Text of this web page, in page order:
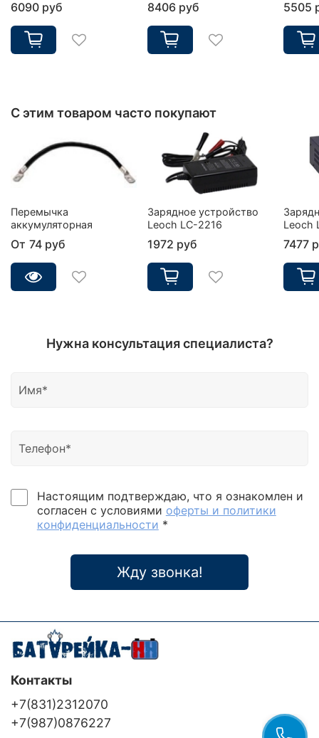
6090 руб 8406 руб 5505
С этим товаром часто покупают
Перемычка
аккумуляторная
От 74 руб
Зарядное устройство
Leoch LC-2216
1972 руб
Leoch
7477
Нужна консультация специалиста?
Настоящим подтверждаю, что я ознакомлен и
согласен с условиями оферты и политики
конфиденциальности *
Жду звонка!
Контакты
+7(831)2312070
+7(987)0876227